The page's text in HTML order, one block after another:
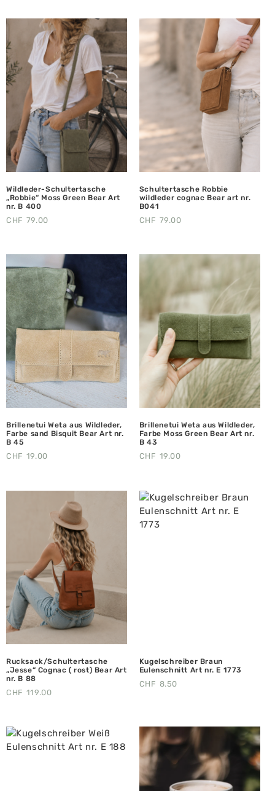
Wildleder-Schultertasche
„Robbie“ Moss Green Bear Art
nr. B 400
CHF 79.00
Schultertasche Robbie
wildleder cognac Bear art nr.
B041
CHF 79.00
Brillenetui Weta aus Wildleder,
Farbe sand Bisquit Bear Art nr.
B 45
CHF 19.00
Brillenetui Weta aus Wildleder,
Farbe Moss Green Bear Art nr.
B 43
CHF 19.00
Rucksack/Schultertasche
„Jesse“ Cognac ( rost) Bear Art
nr. B 88
CHF 119.00
Kugelschreiber Braun
Eulenschnitt Art nr. E 1773
CHF 8.50